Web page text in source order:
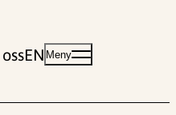
EN Meny